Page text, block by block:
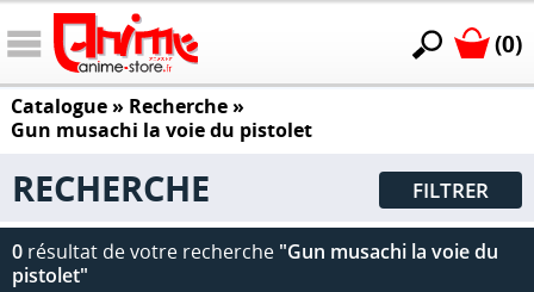
(0)
Catalogue» Recherche »
Gun musachi la voie du pistolet
RECHERCHE FILTRER
0 résultat de votre recherche "Gun musachi la voie du
pistolet"